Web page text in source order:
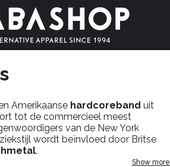
Amerikaanse hardcoreband uit
tot de commercieel meest
van de New York
wordt beïnvloed door Britse
.
Show more